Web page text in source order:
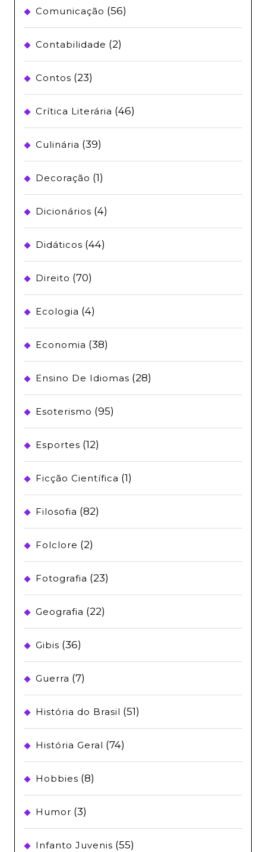
Comunicação (56)
Contabilidade (2)
Contos (23)
Crítica Literária (46)
Culinária (39)
Decoração (1)
Dicionários (4)
Didáticos (44)
Direito (70)
Ecologia (4)
Economia (38)
Ensino De Idiomas (28)
Esoterismo (95)
Esportes (12)
Ficção Científica (1)
Filosofia (82)
Folclore (2)
Fotografia (23)
Geografia (22)
Gibis (36)
Guerra (7)
História do Brasil (51)
História Geral (74)
Hobbies (8)
Humor (3)
Infanto Juvenis (55)